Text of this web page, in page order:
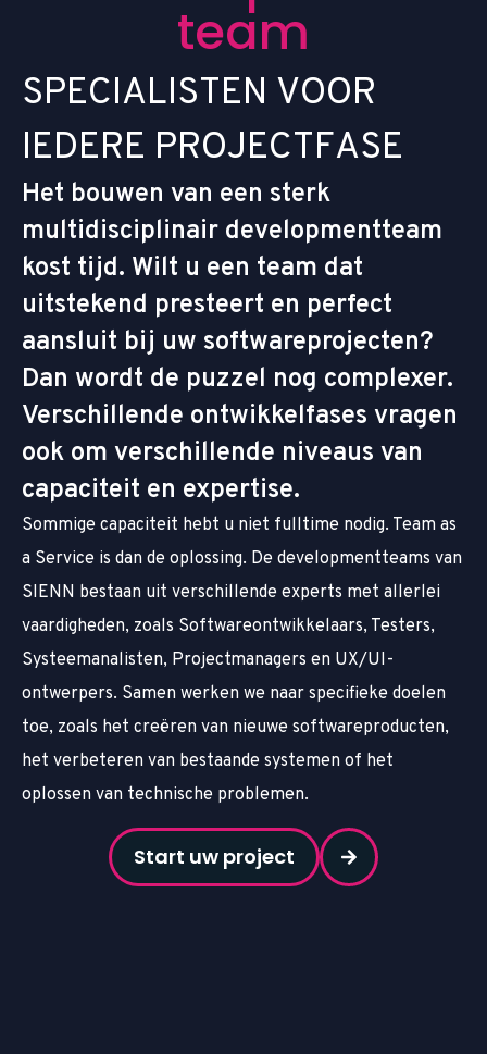
team
SPECIALISTEN VOOR
IEDERE PROJECTFASE
Het bouwen van een sterk
multidisciplinair developmentteam
kost tijd. Wilt u een team dat
uitstekend presteert en perfect
aansluit bij uw softwareprojecten?
Dan wordt de puzzel nog complexer.
Verschillende ontwikkelfases vragen
ook om verschillende niveaus van
capaciteit en expertise.
Sommige capaciteit hebt u niet fulltime nodig. Team as
a Service is dan de oplossing. De developmentteams van
SIENN bestaan uit verschillende experts met allerlei
vaardigheden, zoals Softwareontwikkelaars, Testers,
Systeemanalisten, Projectmanagers en UX/UI-
ontwerpers. Samen werken we naar specifieke doelen
toe, zoals het creëren van nieuwe softwareproducten,
het verbeteren van bestaande systemen of het
oplossen van technische problemen.
Start uw project